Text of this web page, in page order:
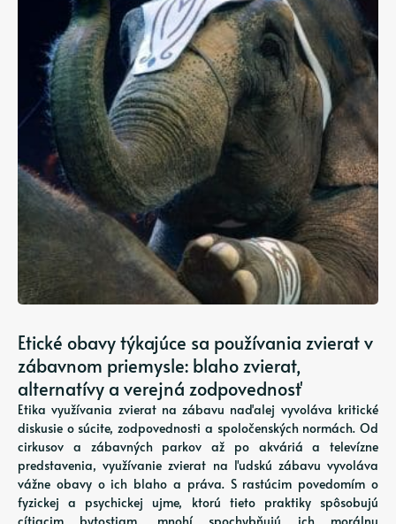
Etické obavy týkajúce sa používania zvierat v
zábavnom priemysle: blaho zvierat,
alternatívy a verejná zodpovednosť
Etika využívania zvierat na zábavu naďalej vyvoláva kritické
diskusie o súcite, zodpovednosti a spoločenských normách. Od
cirkusov a zábavných parkov až po akváriá a televízne
predstavenia, využívanie zvierat na ľudskú zábavu vyvoláva
vážne obavy o ich blaho a práva. S rastúcim povedomím o
fyzickej a psychickej ujme, ktorú tieto praktiky spôsobujú